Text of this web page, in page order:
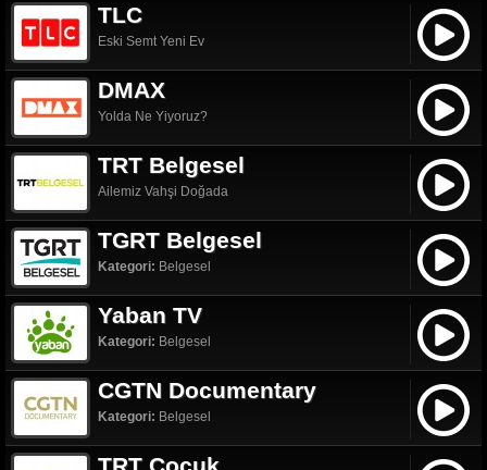
TLC
Eski Semt Yeni Ev
DMAX
Yolda Ne Yiyoruz?
TRT Belgesel
Ailemiz Vahşi Doğada
TGRT Belgesel
Kategori: Belgesel
Yaban TV
Kategori: Belgesel
CGTN Documentary
Kategori: Belgesel
TRT Çocuk